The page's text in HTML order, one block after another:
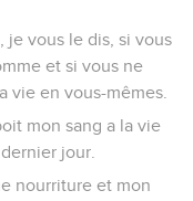
je vous le dis, si vous
et si vous ne
vie en vous-mêmes.
mon sang a la vie
jour.
nourriture et mon